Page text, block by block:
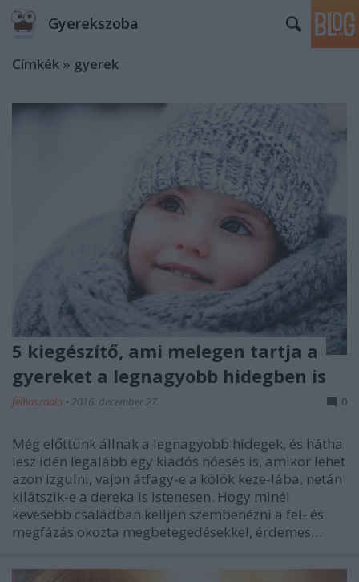
Gyerekszoba
Címkék » gyerek
5 kiegészítő, ami melegen tartja a
gyereket a legnagyobb hidegben is
felhasznalo • 2016. december 27. 0
Még előttünk állnak a legnagyobb hidegek, és hátha
lesz idén legalább egy kiadós hóesés is, amikor lehet
azon izgulni, vajon átfagy-e a kölök keze-lába, netán
kilátszik-e a dereka is istenesen. Hogy minél
kevesebb családban kelljen szembenézni a fel- és
megfázás okozta megbetegedésekkel, érdemes…